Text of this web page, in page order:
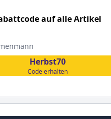
auf alle Artikel
Herbst70
Code erhalten